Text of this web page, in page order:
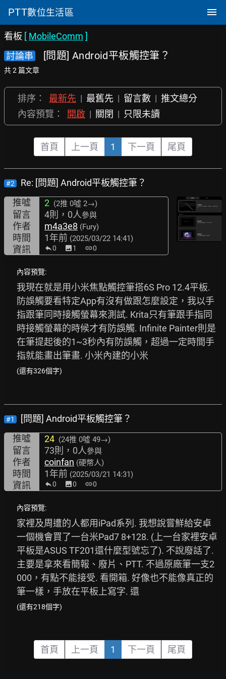
PTT數位生活區
看板 [ MobileComm ]
討論串
[問題] Android平板觸控筆？
共 2 篇文章
排序： 最新先 | 最舊先 | 留言數 | 推文總分
內容預覽：
開啟 | 關閉 | 只限未讀
首頁 上一頁 1 下一頁 尾頁
#2
Re: [問題] Android平板觸控筆？
推噓
2 (2推 0噓 2→)
留言 4則，0人參與
作者 m4a3e8 (Fury)
時間 1年前 (2025/03/22 14:41)
資訊 0 image1 link0
內容預覽:
我現在就是用小米焦點觸控筆搭6S Pro 12.4平板.
防誤觸要看特定App有沒有做跟怎麼設定，我以手
指跟筆同時接觸螢幕來測試. Krita只有筆跟手指同
時接觸螢幕的時候才有防誤觸. Infinite Painter則是
在筆提起後的1~3秒內有防誤觸，超過一定時間手
指就能畫出筆畫. 小米內建的小米
(還有326個字)
#1
[問題] Android平板觸控筆？
推噓
24 (24推 0噓 49→)
留言 73則，0人參與
作者 coinfan (硬幣人)
時間 1年前 (2025/03/21 14:31)
資訊 0 image0 link0
內容預覽:
家裡及周遭的人都用iPad系列. 我想說嘗鮮給安卓
一個機會買了一台米Pad7 8+128. (上一台家裡安卓
平板是ASUS TF201還什麼型號忘了). 不說廢話了.
主要是拿來看簡報、廢片、PTT. 不過原廠筆一支2
000，有點不能接受. 看開箱. 好像也不能像真正的
筆一樣，手放在平板上寫字. 還
(還有218個字)
首頁 上一頁 1 下一頁 尾頁